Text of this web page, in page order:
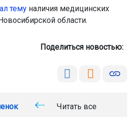
тему наличия медицинских
области.
Поделиться новостью:
Читать все